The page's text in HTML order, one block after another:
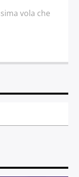
vola che